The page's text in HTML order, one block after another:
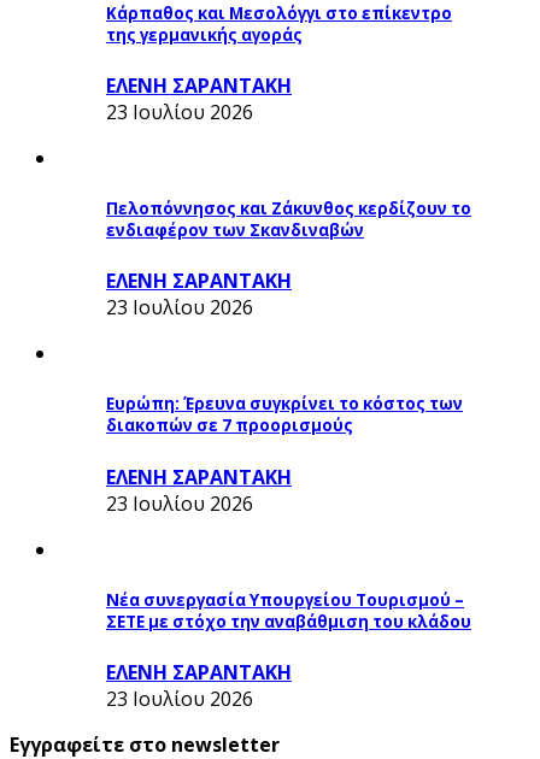
Κάρπαθος και Μεσολόγγι στο επίκεντρο
της γερμανικής αγοράς
ΕΛΕΝΗ ΣΑΡΑΝΤΑΚΗ
23 Ιουλίου 2026
Πελοπόννησος και Ζάκυνθος κερδίζουν το
ενδιαφέρον των Σκανδιναβών
ΕΛΕΝΗ ΣΑΡΑΝΤΑΚΗ
23 Ιουλίου 2026
Ευρώπη: Έρευνα συγκρίνει το κόστος των
διακοπών σε 7 προορισμούς
ΕΛΕΝΗ ΣΑΡΑΝΤΑΚΗ
23 Ιουλίου 2026
Νέα συνεργασία Υπουργείου Τουρισμού –
ΣΕΤΕ με στόχο την αναβάθμιση του κλάδου
ΕΛΕΝΗ ΣΑΡΑΝΤΑΚΗ
23 Ιουλίου 2026
Εγγραφείτε στο newsletter